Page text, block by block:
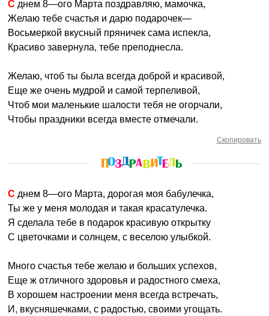
С днем 8—ого Марта поздравляю, мамочка,
Желаю тебе счастья и дарю подарочек—
Восьмеркой вкусный пряничек сама испекла,
Красиво завернула, тебе преподнесла.
Желаю, чтоб ты была всегда доброй и красивой,
Еще же очень мудрой и самой терпеливой,
Чтоб мои маленькие шалости тебя не огорчали,
Чтобы праздники всегда вместе отмечали.
Скопировать
С днем 8—ого Марта, дорогая моя бабулечка,
Ты же у меня молодая и такая красатулечка.
Я сделала тебе в подарок красивую открытку
С цветочками и солнцем, с веселою улыбкой.
Много счастья тебе желаю и больших успехов,
Еще ж отличного здоровья и радостного смеха,
В хорошем настроении меня всегда встречать,
И, вкусняшечками, с радостью, своими угощать.